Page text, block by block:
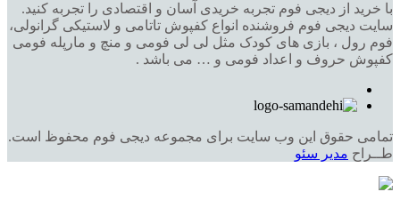
با خرید از دیجی فوم تجربه خریدی آسان و اقتصادی را تجربه کنید.
سایت دیجی فوم فروشنده انواع کفپوش تاتامی و لاستیکی گرانولی،
فوم رول ، بازی های کودک مثل لی لی فومی و منچ و مارپله فومی
کفپوش حروف و اعداد فومی و … می باشد .
تمامی حقوق این وب سایت برای مجموعه دیجی فوم محفوظ است.
طــراح مدیر سئو